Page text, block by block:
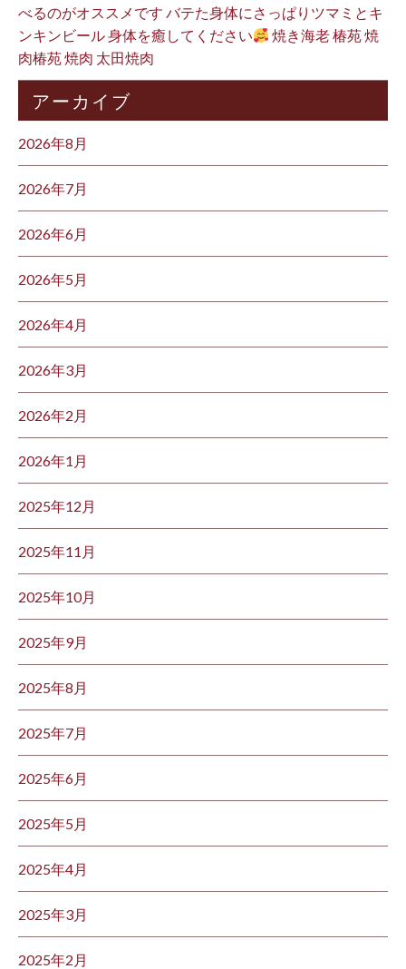
べるのがオススメです バテた身体にさっぱりツマミとキ
ンキンビール 身体を癒してください
焼き海老 椿苑 焼
肉椿苑 焼肉 太田焼肉
アーカイブ
2026年8月
2026年7月
2026年6月
2026年5月
2026年4月
2026年3月
2026年2月
2026年1月
2025年12月
2025年11月
2025年10月
2025年9月
2025年8月
2025年7月
2025年6月
2025年5月
2025年4月
2025年3月
2025年2月